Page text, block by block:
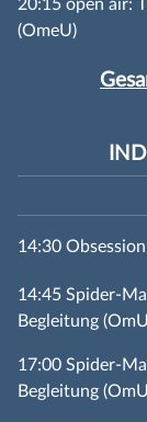
20:15 open air:
(OmeU)
14:30
14:45 Spider-
Begleitung
17:00 Spider-
Begleitung